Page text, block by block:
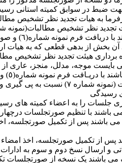
ضبط در سوابق کمیته استانی
به هیات تجدید نظر تشخیص
٢٠‏‏-
وصول آن بخش از بدهی قطعی که به
هیئت تجدید نظر تشخیص مطالبات به
مطابق ماده (٥٠) قانون اقدام نمایند.
رسیدگی
و ارسال نسخ دوم و سوم به